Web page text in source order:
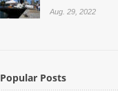
Aug. 29, 2022
Popular Posts